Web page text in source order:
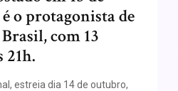
o protagonista de
com 13
21h.
estreia dia 14 de outubro,